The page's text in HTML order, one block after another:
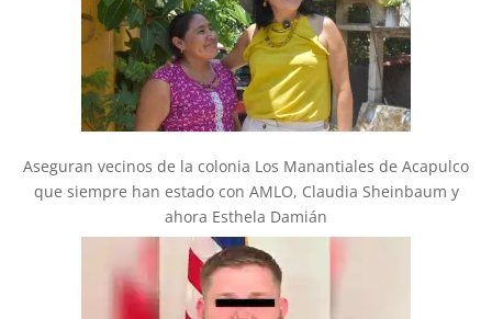
Aseguran vecinos de la colonia Los Manantiales de Acapulco
que siempre han estado con AMLO, Claudia Sheinbaum y
ahora Esthela Damián